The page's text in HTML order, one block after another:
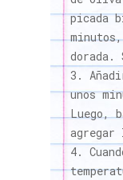
picada
dorada.
unos
Luego,
agregar